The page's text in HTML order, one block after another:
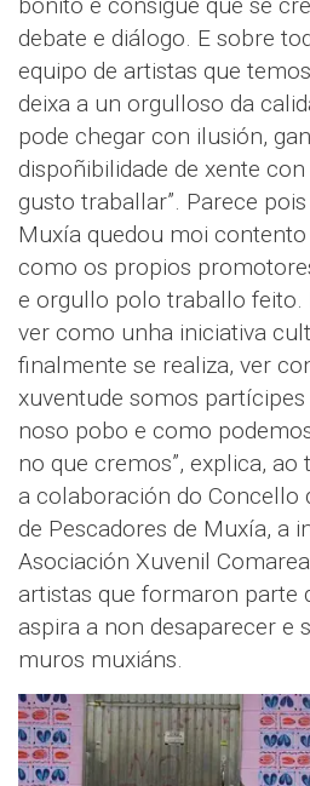
bonito e consigue que se
debate e diálogo. E sobre
equipo de artistas que
deixa a un orgulloso da
pode chegar con ilusión,
dispoñibilidade de xente
gusto traballar”. Parece
Muxía quedou moi
como os propios
e orgullo polo traballo feito.
ver como unha iniciativa
finalmente se realiza, ver
xuventude somos
noso pobo e como
no que cremos”, explica, ao
a colaboración do Concello
de Pescadores de Muxía, a
Asociación Xuvenil
artistas que formaron parte
aspira a non desaparecer e
muros muxiáns.